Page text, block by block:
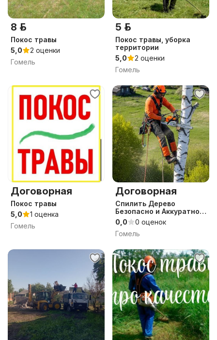
8 р.
Покос травы
5,0
2 оценки
Гомель
5 р.
Покос травы, уборка
территории
5,0
2 оценки
Гомель
Договорная
Покос травы
5,0
1 оценка
Гомель
Договорная
Спилить Дерево
Безопасно и Аккуратно.
Переходите
0,0
0 оценок
Гомель